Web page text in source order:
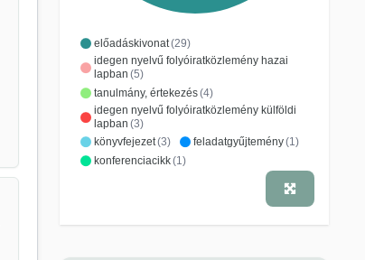
előadáskivonat(29)
idegen nyelvű folyóiratközlemény hazai
lapban (5)
tanulmány, értekezés(4)
idegen nyelvű folyóiratközlemény külföldi
lapban (3)
könyvfejezet(3) feladatgyűjtemény(1)
konferenciacikk(1)